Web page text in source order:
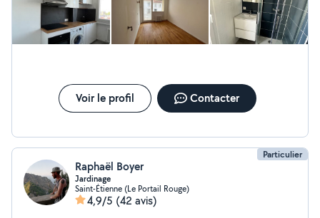
Voir le profil Contacter
Particulier
Raphaël Boyer
Jardinage
Saint-Étienne (Le Portail Rouge)
4,9/5 (42 avis)